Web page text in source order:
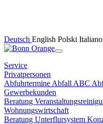
Deutsch English Polski Italiano
Service
Privatpersonen
Abfuhrtermine Abfall ABC
Gewerbekunden
Beratung
Wohnungswirtschaft
Beratung Unterflursystem